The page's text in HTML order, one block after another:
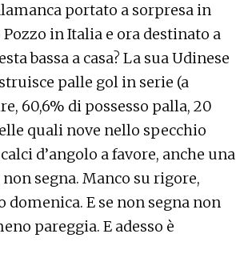
portato a sorpresa in
Pozzo in Italia e ora destinato a
bassa a casa? La sua Udinese
palle gol in serie (a
60,6% di possesso palla, 20
quali nove nello specchio
d’angolo a favore, anche una
non segna. Manco su rigore,
domenica. E se non segna non
pareggia. E adesso è